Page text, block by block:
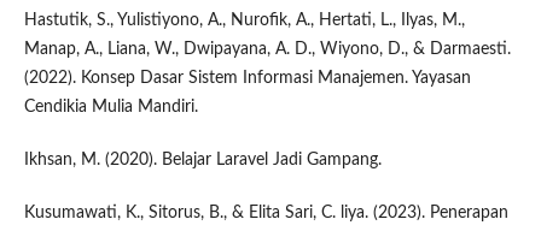
Hastutik, S., Yulistiyono, A., Nurofik, A., Hertati, L., Ilyas, M.,
Manap, A., Liana, W., Dwipayana, A. D., Wiyono, D., & Darmaesti.
(2022). Konsep Dasar Sistem Informasi Manajemen. Yayasan
Cendikia Mulia Mandiri.
Ikhsan, M. (2020). Belajar Laravel Jadi Gampang.
Kusumawati, K., Sitorus, B., & Elita Sari, C. liya. (2023). Penerapan